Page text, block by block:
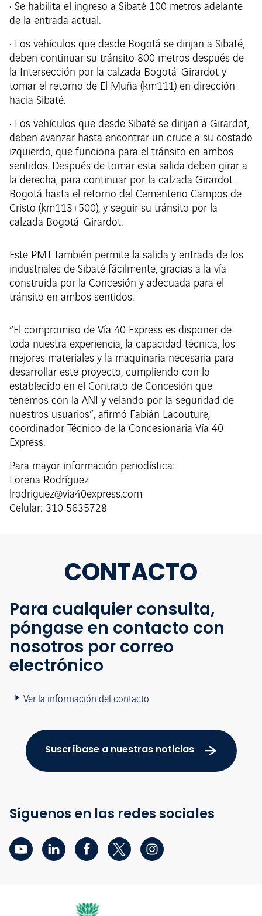
• Se habilita el ingreso a Sibaté 100 metros adelante
de la entrada actual.
• Los vehículos que desde Bogotá se dirijan a Sibaté,
deben continuar su tránsito 800 metros después de
la Intersección por la calzada Bogotá-Girardot y
tomar el retorno de El Muña (km111) en dirección
hacia Sibaté.
• Los vehículos que desde Sibaté se dirijan a Girardot,
deben avanzar hasta encontrar un cruce a su costado
izquierdo, que funciona para el tránsito en ambos
sentidos. Después de tomar esta salida deben girar a
la derecha, para continuar por la calzada Girardot-
Bogotá hasta el retorno del Cementerio Campos de
Cristo (km113+500), y seguir su tránsito por la
calzada Bogotá-Girardot.
Este PMT también permite la salida y entrada de los
industriales de Sibaté fácilmente, gracias a la vía
construida por la Concesión y adecuada para el
tránsito en ambos sentidos.
“El compromiso de Vía 40 Express es disponer de
toda nuestra experiencia, la capacidad técnica, los
mejores materiales y la maquinaria necesaria para
desarrollar este proyecto, cumpliendo con lo
establecido en el Contrato de Concesión que
tenemos con la ANI y velando por la seguridad de
nuestros usuarios”, afirmó Fabián Lacouture,
coordinador Técnico de la Concesionaria Vía 40
Express.
Para mayor información periodística:
Lorena Rodríguez
lrodriguez@via40express.com
Celular: 310 5635728
CONTACTO
Para cualquier consulta,
póngase en contacto con
nosotros por correo
electrónico
Ver la información del contacto
Suscríbase a nuestras noticias
Síguenos en las redes sociales